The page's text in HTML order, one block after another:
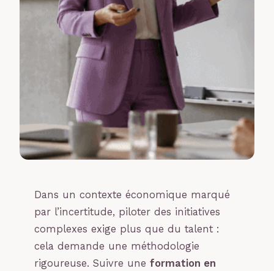
Dans un contexte économique marqué
par l’incertitude, piloter des initiatives
complexes exige plus que du talent :
cela demande une méthodologie
rigoureuse. Suivre une formation en